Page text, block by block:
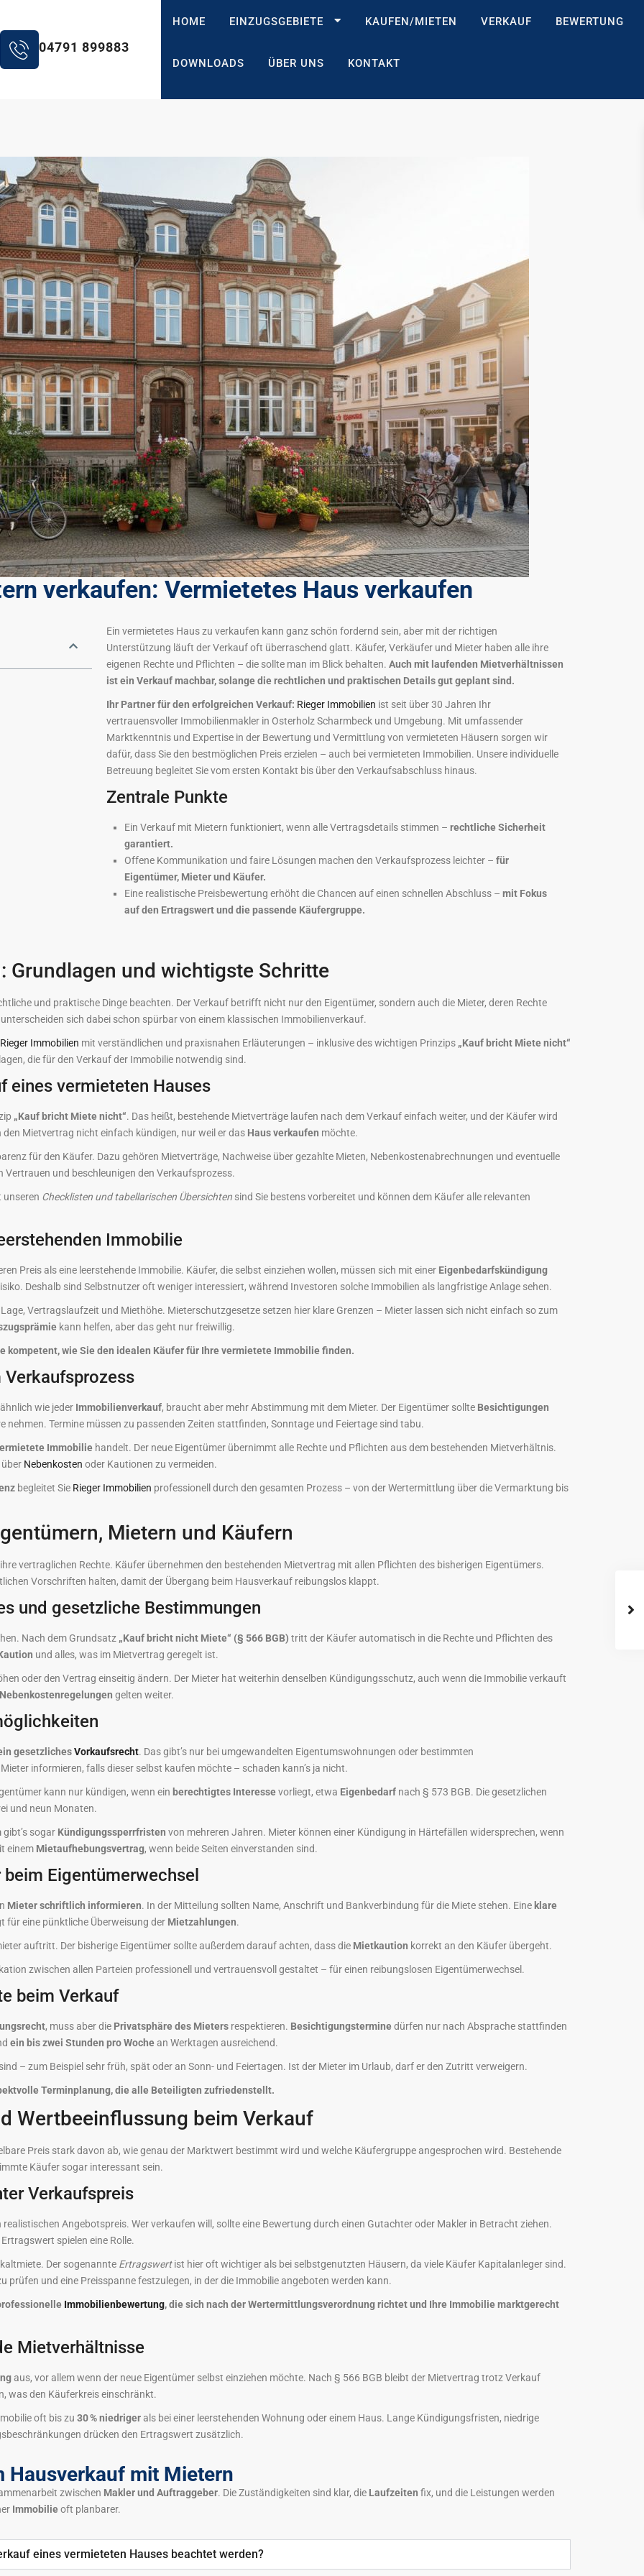
04791 899883
HOME EINZUGSGEBIETE KAUFEN/MIETEN VERKAUF BEWERTUNG
DOWNLOADS ÜBER UNS KONTAKT
verkaufen: Vermietetes Haus verkaufen
Ein vermietetes Haus zu verkaufen kann ganz schön fordernd sein, aber mit der richtigen
Unterstützung läuft der Verkauf oft überraschend glatt. Käufer, Verkäufer und Mieter haben alle ihre
eigenen Rechte und Pflichten – die sollte man im Blick behalten. Auch mit laufenden Mietverhältnissen
ist ein Verkauf machbar, solange die rechtlichen und praktischen Details gut geplant sind.
Ihr Partner für den erfolgreichen Verkauf: Rieger Immobilien ist seit über 30 Jahren Ihr
vertrauensvoller Immobilienmakler in Osterholz Scharmbeck und Umgebung. Mit umfassender
Marktkenntnis und Expertise in der Bewertung und Vermittlung von vermieteten Häusern sorgen wir
dafür, dass Sie den bestmöglichen Preis erzielen – auch bei vermieteten Immobilien. Unsere individuelle
Betreuung begleitet Sie vom ersten Kontakt bis über den Verkaufsabschluss hinaus.
Zentrale Punkte
Ein Verkauf mit Mietern funktioniert, wenn alle Vertragsdetails stimmen – rechtliche Sicherheit
garantiert.
Offene Kommunikation und faire Lösungen machen den Verkaufsprozess leichter – für
Eigentümer, Mieter und Käufer.
Eine realistische Preisbewertung erhöht die Chancen auf einen schnellen Abschluss – mit Fokus
auf den Ertragswert und die passende Käufergruppe.
Grundlagen und wichtigste Schritte
und praktische Dinge beachten. Der Verkauf betrifft nicht nur den Eigentümer, sondern auch die Mieter, deren Rechte
sich dabei schon spürbar von einem klassischen Immobilienverkauf.
Rieger Immobilien mit verständlichen und praxisnahen Erläuterungen – inklusive des wichtigen Prinzips „Kauf bricht Miete nicht“
die für den Verkauf der Immobilie notwendig sind.
eines vermieteten Hauses
„Kauf bricht Miete nicht“. Das heißt, bestehende Mietverträge laufen nach dem Verkauf einfach weiter, und der Käufer wird
Mietvertrag nicht einfach kündigen, nur weil er das Haus verkaufen möchte.
für den Käufer. Dazu gehören Mietverträge, Nachweise über gezahlte Mieten, Nebenkostenabrechnungen und eventuelle
Vertrauen und beschleunigen den Verkaufsprozess.
unseren Checklisten und tabellarischen Übersichten sind Sie bestens vorbereitet und können dem Käufer alle relevanten
Immobilie
Preis als eine leerstehende Immobilie. Käufer, die selbst einziehen wollen, müssen sich mit einer Eigenbedarfskündigung
Deshalb sind Selbstnutzer oft weniger interessiert, während Investoren solche Immobilien als langfristige Anlage sehen.
Vertragslaufzeit und Miethöhe. Mieterschutzgesetze setzen hier klare Grenzen – Mieter lassen sich nicht einfach so zum
kann helfen, aber das geht nur freiwillig.
kompetent, wie Sie den idealen Käufer für Ihre vermietete Immobilie finden.
wie jeder Immobilienverkauf, braucht aber mehr Abstimmung mit dem Mieter. Der Eigentümer sollte Besichtigungen
Termine müssen zu passenden Zeiten stattfinden, Sonntage und Feiertage sind tabu.
Immobilie handelt. Der neue Eigentümer übernimmt alle Rechte und Pflichten aus dem bestehenden Mietverhältnis.
Nebenkosten oder Kautionen zu vermeiden.
begleitet Sie Rieger Immobilien professionell durch den gesamten Prozess – von der Wertermittlung über die Vermarktung bis
Mietern und Käufern
vertraglichen Rechte. Käufer übernehmen den bestehenden Mietvertrag mit allen Pflichten des bisherigen Eigentümers.
Vorschriften halten, damit der Übergang beim Hausverkauf reibungslos klappt.
und gesetzliche Bestimmungen
Nach dem Grundsatz „Kauf bricht nicht Miete“ (§ 566 BGB) tritt der Käufer automatisch in die Rechte und Pflichten des
und alles, was im Mietvertrag geregelt ist.
oder den Vertrag einseitig ändern. Der Mieter hat weiterhin denselben Kündigungsschutz, auch wenn die Immobilie verkauft
Nebenkostenregelungen gelten weiter.
gesetzlichesVorkaufsrecht. Das gibt’s nur bei umgewandelten Eigentumswohnungen oder bestimmten
informieren, falls dieser selbst kaufen möchte – schaden kann’s ja nicht.
kann nur kündigen, wenn ein berechtigtes Interessevorliegt, etwa Eigenbedarf nach § 573 BGB. Die gesetzlichen
und neun Monaten.
sogar Kündigungssperrfristen von mehreren Jahren. Mieter können einer Kündigung in Härtefällen widersprechen, wenn
einem Mietaufhebungsvertrag, wenn beide Seiten einverstanden sind.
Eigentümerwechsel
Mieter schriftlich informieren. In der Mitteilung sollten Name, Anschrift und Bankverbindung für die Miete stehen. Eine klare
für eine pünktliche Überweisung der Mietzahlungen.
auftritt. Der bisherige Eigentümer sollte außerdem darauf achten, dass die Mietkaution korrekt an den Käufer übergeht.
zwischen allen Parteien professionell und vertrauensvoll gestaltet – für einen reibungslosen Eigentümerwechsel.
beim Verkauf
, muss aber die Privatsphäre des Mieters respektieren. Besichtigungsterminedürfen nur nach Absprache stattfinden
ein bis zwei Stunden pro Wochean Werktagen ausreichend.
– zum Beispiel sehr früh, spät oder an Sonn- und Feiertagen. Ist der Mieter im Urlaub, darf er den Zutritt verweigern.
Terminplanung, die alle Beteiligten zufriedenstellt.
Wertbeeinflussung beim Verkauf
Preis stark davon ab, wie genau der Marktwert bestimmt wird und welche Käufergruppe angesprochen wird. Bestehende
Käufer sogar interessant sein.
Verkaufspreis
Angebotspreis. Wer verkaufen will, sollte eine Bewertung durch einen Gutachter oder Makler in Betracht ziehen.
spielen eine Rolle.
Der sogenannte Ertragswertist hier oft wichtiger als bei selbstgenutzten Häusern, da viele Käufer Kapitalanleger sind.
prüfen und eine Preisspanne festzulegen, in der die Immobilie angeboten werden kann.
Immobilienbewertung, die sich nach der Wertermittlungsverordnung richtet und Ihre Immobilie marktgerecht
Mietverhältnisse
aus, vor allem wenn der neue Eigentümer selbst einziehen möchte. Nach § 566 BGB bleibt der Mietvertrag trotz Verkauf
was den Käuferkreis einschränkt.
oft bis zu 30 % niedrigerals bei einer leerstehenden Wohnung oder einem Haus. Lange Kündigungsfristen, niedrige
drücken den Ertragswert zusätzlich.
Hausverkauf mit Mietern
zwischen Makler und Auftraggeber. Die Zuständigkeiten sind klar, die Laufzeiten fix, und die Leistungen werden
Immobilieoft planbarer.
eines vermieteten Hauses beachtet werden?